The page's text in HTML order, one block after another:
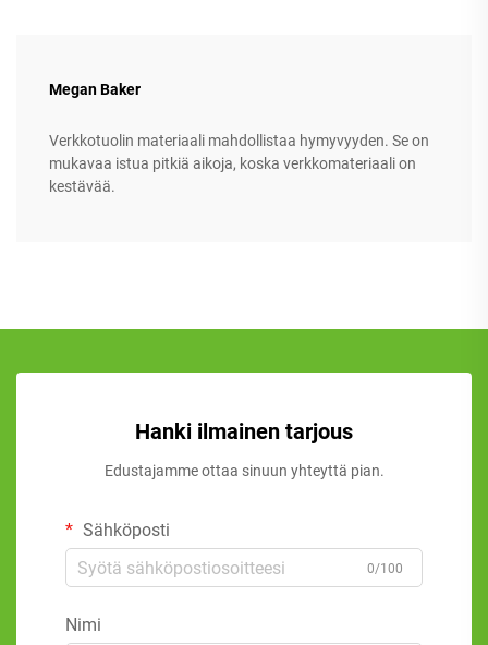
Megan Baker
Verkkotuolin materiaali mahdollistaa hymyvyyden. Se on
mukavaa istua pitkiä aikoja, koska verkkomateriaali on
kestävää.
Hanki ilmainen tarjous
Edustajamme ottaa sinuun yhteyttä pian.
Sähköposti
0/100
Nimi